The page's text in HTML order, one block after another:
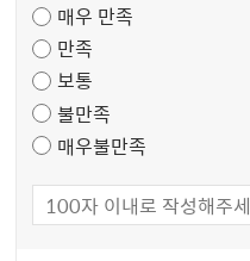
도
조
사
매우 만족
만족
보통
불만족
매우불만족